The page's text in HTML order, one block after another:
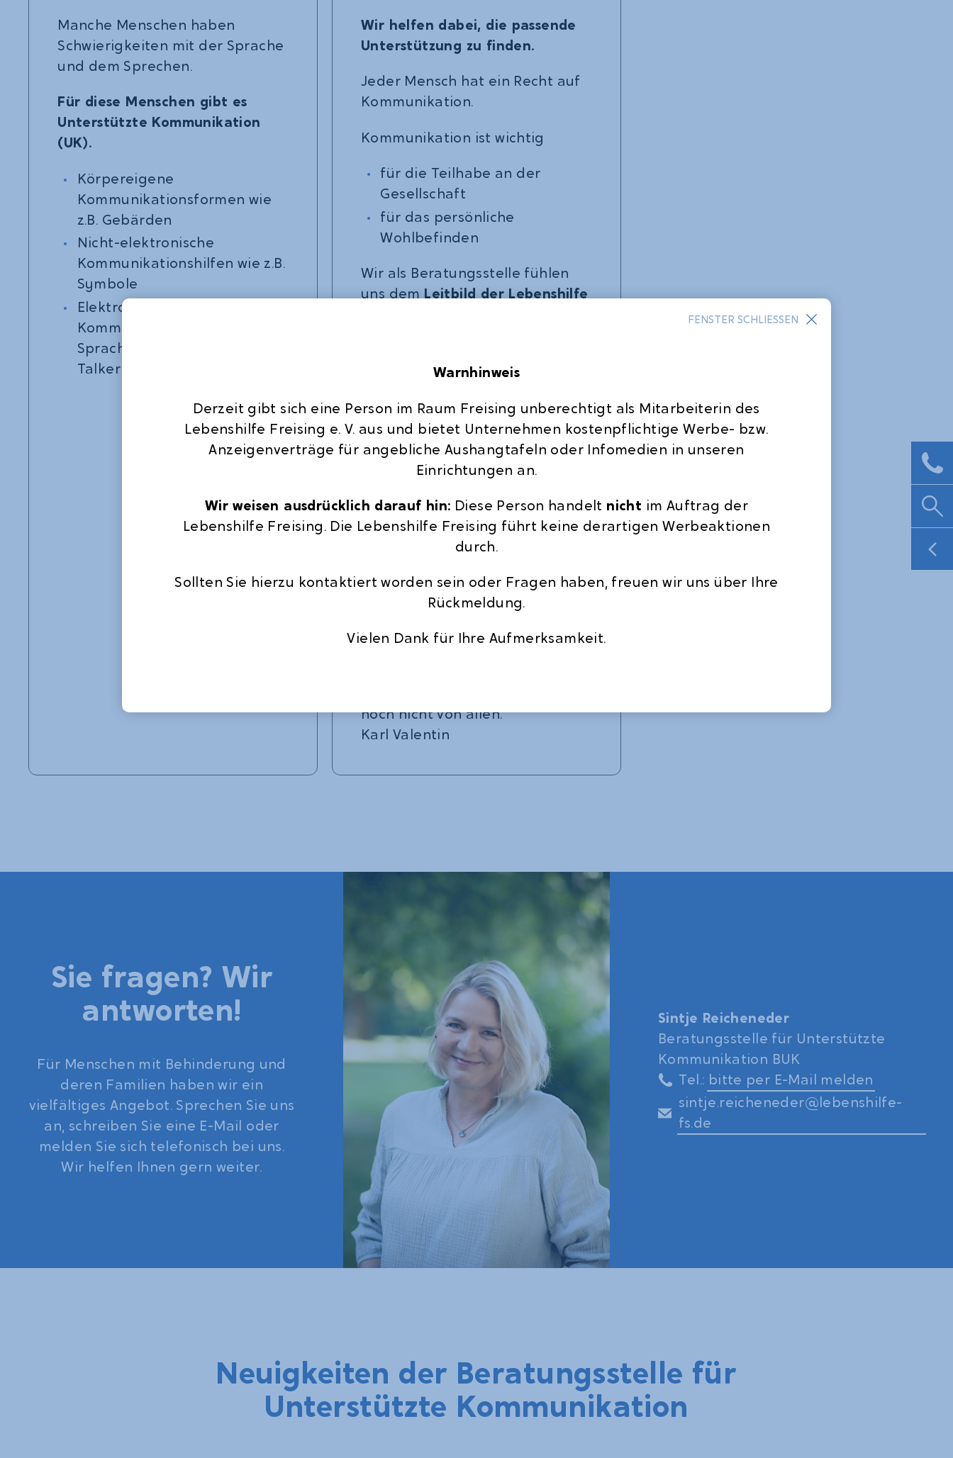
FENSTER SCHLIESSEN
Warnhinweis
Derzeit gibt sich eine Person im Raum Freising unberechtigt als Mitarbeiterin des
Lebenshilfe Freising e. V. aus und bietet Unternehmen kostenpflichtige Werbe- bzw.
Anzeigenverträge für angebliche Aushangtafeln oder Infomedien in unseren
Einrichtungen an.
Wir weisen ausdrücklich darauf hin: Diese Person handelt nicht im Auftrag der
Lebenshilfe Freising. Die Lebenshilfe Freising führt keine derartigen Werbeaktionen
durch.
Sollten Sie hierzu kontaktiert worden sein oder Fragen haben, freuen wir uns über Ihre
Rückmeldung.
Vielen Dank für Ihre Aufmerksamkeit.
Manche Menschen haben
Schwierigkeiten mit der Sprache
und dem Sprechen.
Für diese Menschen gibt es
Unterstützte Kommunikation
(UK).
Körpereigene
Kommunikationsformen wie
z.B. Gebärden
Nicht-elektronische
Kommunikationshilfen wie z.B.
Symbole
Elektronische
Kommunikationshilfen oder
Sprachausgabegeräte, auch
Talker genannt
Wir helfen dabei, die passende
Unterstützung zu finden.
Jeder Mensch hat ein Recht auf
Kommunikation.
Kommunikation ist wichtig
für die Teilhabe an der
Gesellschaft
für das persönliche
Wohlbefinden
Wir als Beratungsstelle fühlen
uns dem Leitbild der Lebenshilfe
Menschen mit Behinderung
sollen ihr Leben selber
bestimmen können.
sollen so leben können, wie
sie wollen.
sind.
sollen etwas Neues lernen
sollen mit allen Menschen
zusammen leben können.
Unterstützte Kommunikation
noch nicht von allen."
Karl Valentin
Sie fragen? Wir
antworten!
Für Menschen mit Behinderung und
deren Familien haben wir ein
vielfältiges Angebot. Sprechen Sie uns
an, schreiben Sie eine E-Mail oder
melden Sie sich telefonisch bei uns.
Wir helfen Ihnen gern weiter.
Sintje Reicheneder
Beratungsstelle für Unterstützte
Kommunikation BUK
Tel.: bitte per E-Mail melden
sintje.reicheneder@lebenshilfe-
fs.de
Neuigkeiten der Beratungsstelle für
Unterstützte Kommunikation